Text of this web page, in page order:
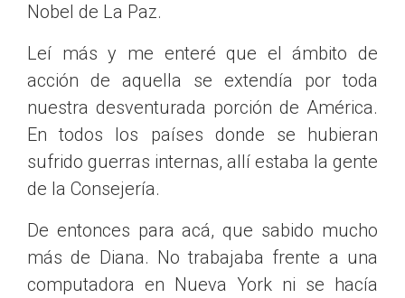
Nobel de La Paz.
Leí más y me enteré que el ámbito de
acción de aquella se extendía por toda
nuestra desventurada porción de América.
En todos los países donde se hubieran
sufrido guerras internas, allí estaba la gente
de la Consejería.
De entonces para acá, que sabido mucho
más de Diana. No trabajaba frente a una
computadora en Nueva York ni se hacía